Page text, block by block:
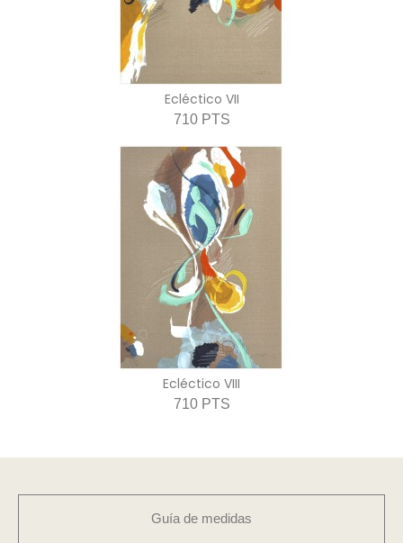
Ecléctico VII
710 PTS
Ecléctico VIII
710 PTS
Guía de medidas